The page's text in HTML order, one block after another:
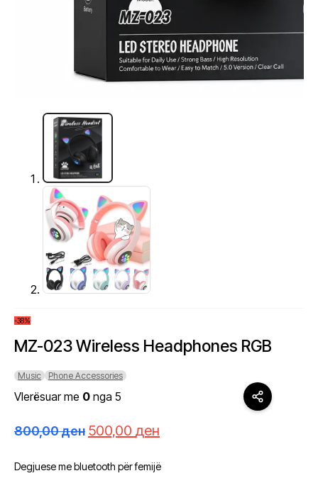
-38%
MZ-023 Wireless Headphones RGB
Music Phone Accessories
Vlerësuar me 0 nga 5
800,00ден Çmimi
800,00 ден.
500,00 ден
tanishëm
është:
Degjuese me bluetooth për femijë